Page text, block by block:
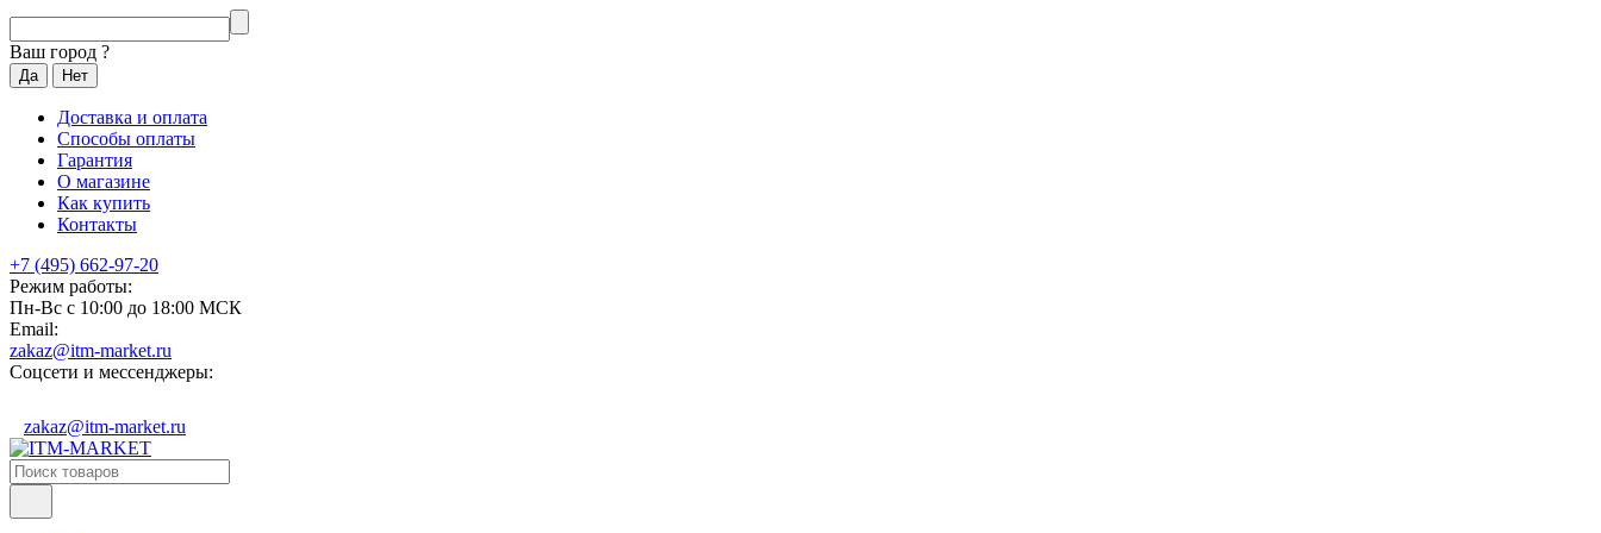
Ваш город ?
Доставка и оплата
Способы оплаты
Гарантия
О магазине
Как купить
Контакты
+7 (495) 662-97-20
Режим работы:
Пн-Вс с 10:00 до 18:00 МСК
Email:
zakaz@itm-market.ru
Соцсети и мессенджеры:
zakaz@itm-market.ru